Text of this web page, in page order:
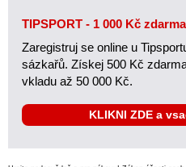
TIPSPORT - 1 000 Kč
Zaregistruj se online u
sázkařů. Získej 500 Kč
vkladu až 50 000 Kč.
KLIKNI ZDE a